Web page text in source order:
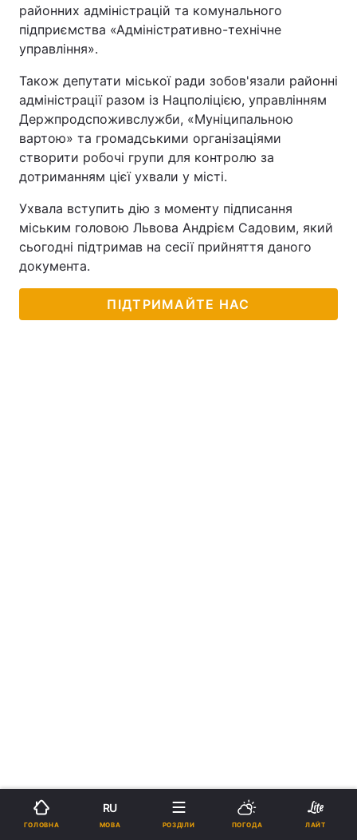
районних адміністрацій та комунального
підприємства «Адміністративно-технічне
управління».
Також депутати міської ради зобов'язали районні
адміністрації разом із Нацполіцією, управлінням
Держпродспоживслужби, «Муніципальною
вартою» та громадськими організаціями
створити робочі групи для контролю за
дотриманням цієї ухвали у місті.
Ухвала вступить дію з моменту підписання
міським головою Львова Андрієм Садовим, який
сьогодні підтримав на сесії прийняття даного
документа.
ПІДТРИМАЙТЕ НАС
ГОЛОВНА
RU
МОВА РОЗДІЛИ ПОГОДА ЛАЙТ